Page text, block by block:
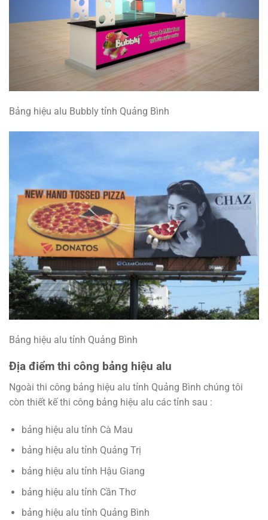
Bảng hiệu alu Bubbly tỉnh Quảng Bình
Bảng hiệu alu tỉnh Quảng Bình
Địa điểm thi công bảng hiệu alu
Ngoài thi công bảng hiệu alu tỉnh Quảng Bình chúng tôi
còn thiết kế thi công bảng hiệu alu các tỉnh sau :
bảng hiệu alu tỉnh Cà Mau
bảng hiệu alu tỉnh Quảng Trị
bảng hiệu alu tỉnh Hậu Giang
bảng hiệu alu tỉnh Cần Thơ
bảng hiệu alu tỉnh Quảng Bình